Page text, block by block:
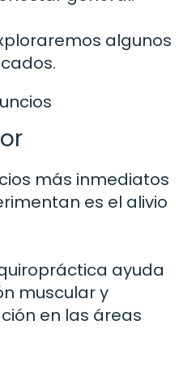
algunos
más inmediatos
es el alivio
ayuda
muscular y
en las áreas